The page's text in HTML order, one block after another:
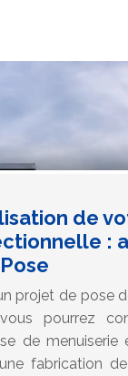
de
:
projet de pose
pourrez
de
fabrication